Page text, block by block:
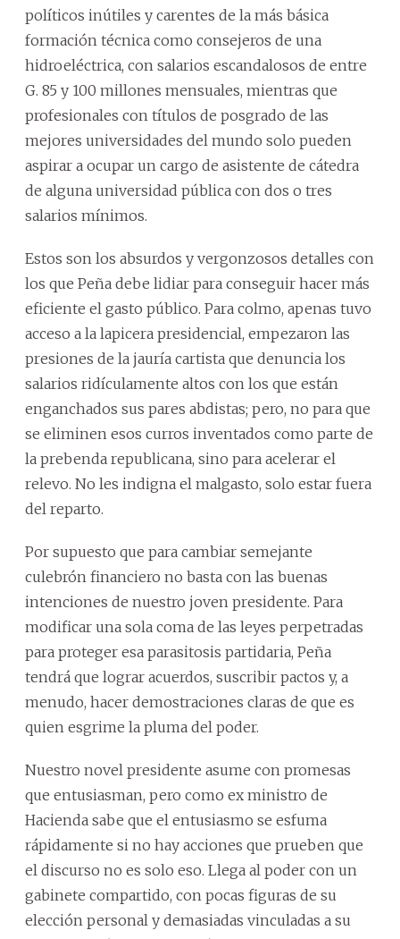
políticos inútiles y carentes de la más básica
formación técnica como consejeros de una
hidroeléctrica, con salarios escandalosos de entre
G. 85 y 100 millones mensuales, mientras que
profesionales con títulos de posgrado de las
mejores universidades del mundo solo pueden
aspirar a ocupar un cargo de asistente de cátedra
de alguna universidad pública con dos o tres
salarios mínimos.
Estos son los absurdos y vergonzosos detalles con
los que Peña debe lidiar para conseguir hacer más
eficiente el gasto público. Para colmo, apenas tuvo
acceso a la lapicera presidencial, empezaron las
presiones de la jauría cartista que denuncia los
salarios ridículamente altos con los que están
enganchados sus pares abdistas; pero, no para que
se eliminen esos curros inventados como parte de
la prebenda republicana, sino para acelerar el
relevo. No les indigna el malgasto, solo estar fuera
del reparto.
Por supuesto que para cambiar semejante
culebrón financiero no basta con las buenas
intenciones de nuestro joven presidente. Para
modificar una sola coma de las leyes perpetradas
para proteger esa parasitosis partidaria, Peña
tendrá que lograr acuerdos, suscribir pactos y, a
menudo, hacer demostraciones claras de que es
quien esgrime la pluma del poder.
Nuestro novel presidente asume con promesas
que entusiasman, pero como ex ministro de
Hacienda sabe que el entusiasmo se esfuma
rápidamente si no hay acciones que prueben que
el discurso no es solo eso. Llega al poder con un
gabinete compartido, con pocas figuras de su
elección personal y demasiadas vinculadas a su